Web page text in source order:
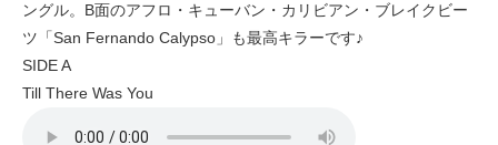
ングル。B面のアフロ・キューバン・カリビアン・ブレイクビー
ツ「San Fernando Calypso」も最高キラーです♪
SIDE A
Till There Was You